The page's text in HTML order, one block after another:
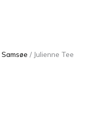
/ Julienne Tee